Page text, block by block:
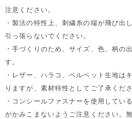
注意ください。
・製法の特性上、刺繍糸の端が飛び出
引っ張らないでください。
・手づくりのため、サイズ、色、柄の
す。
・レザー、ハラコ、ベルベット生地は
りますが、素材特性としてご了承くださ
・コンシールファスナーを使用してい
がかみこまないようご注意ください。